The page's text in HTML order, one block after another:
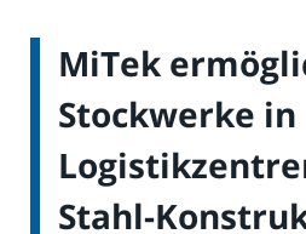
MiTek
Stockwerke in
Stahl-